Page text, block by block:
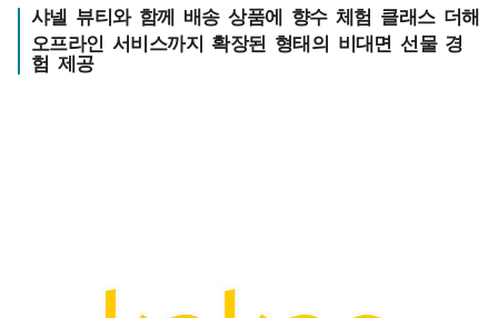
샤넬 뷰티와 함께 배송 상품에 향수 체험 클래스 더해
오프라인 서비스까지 확장된 형태의 비대면 선물 경
험 제공